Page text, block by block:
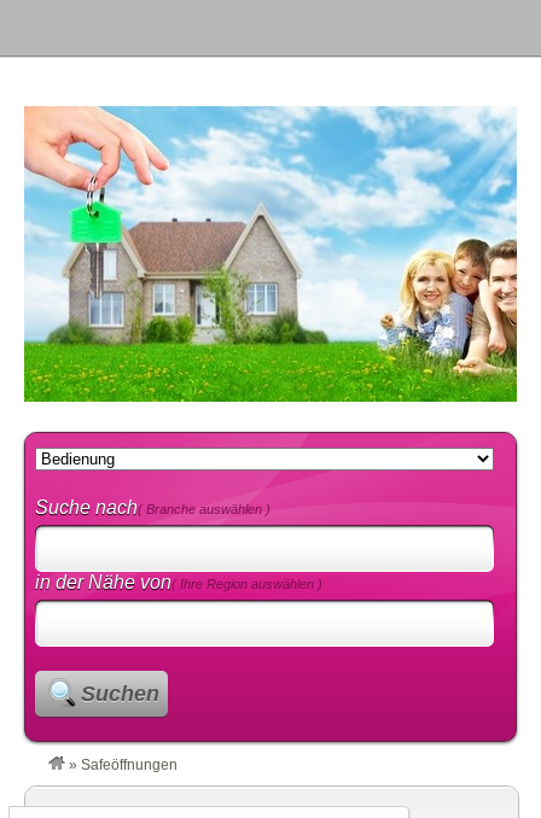
Suche nach( Branche auswählen )
in der Nähe von( Ihre Region auswählen )
Suchen
» Safeöffnungen